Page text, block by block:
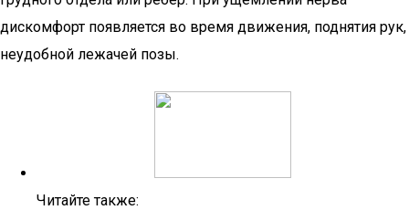
дискомфорт появляется во время движения, поднятия рук,
неудобной лежачей позы.
Читайте также: